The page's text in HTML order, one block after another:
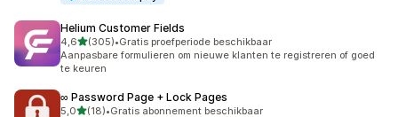
Helium Customer Fields
4,6van 5 sterren
(305)
305 recensies in totaal
•Gratis proefperiode beschikbaar
Aanpasbare formulieren om nieuwe klanten te registreren of goed
te keuren
∞ Password Page + Lock Pages
5,0van 5 sterren
(18)•Gratis abonnement beschikbaar